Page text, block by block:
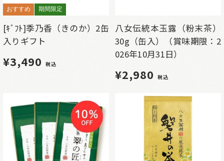
おすすめ 期間限定
[ｷﾞﾌﾄ]季乃香（きのか）2缶
入りギフト
¥3,490 税込
八女伝統本玉露（粉末茶）
30g（缶入）（賞味期限：2
026年10月31日）
¥2,980 税込